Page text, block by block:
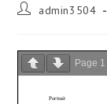
Auteur/autrice
publication :
admin3504
Page 1